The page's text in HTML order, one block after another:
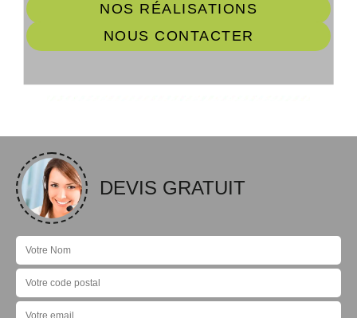
NOS RÉALISATIONS
NOUS CONTACTER
DEVIS GRATUIT